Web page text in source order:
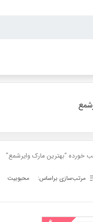
“بهترین مارک وایرشمع”
مرتب‌سازی براساس: محبوبیت